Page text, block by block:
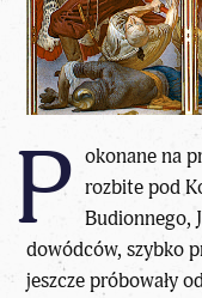
P okonane na
rozbite pod
Budionnego,
dowódców, szybko
jeszcze próbowały